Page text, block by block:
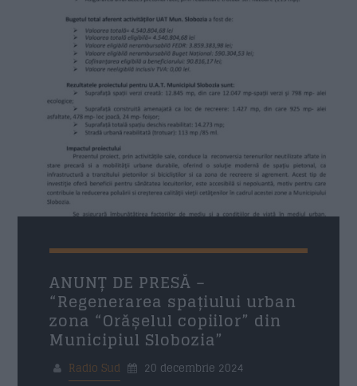
Subiect*
Mesaj*
ANUNȚ DE PRESĂ –
“Regenerarea spațiului urban
zona “Orășelul copiilor” din
Municipiul Slobozia”
Radio Sud
20 decembrie 2024